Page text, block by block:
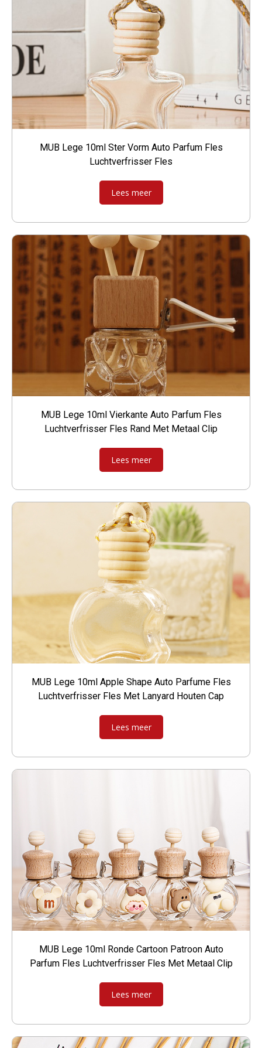
MUB Lege 10ml Ster Vorm Auto Parfum Fles
Luchtverfrisser Fles
Lees meer
MUB Lege 10ml Vierkante Auto Parfum Fles
Luchtverfrisser Fles Rand Met Metaal Clip
Lees meer
MUB Lege 10ml Apple Shape Auto Parfume Fles
Luchtverfrisser Fles Met Lanyard Houten Cap
Lees meer
MUB Lege 10ml Ronde Cartoon Patroon Auto
Parfum Fles Luchtverfrisser Fles Met Metaal Clip
Lees meer